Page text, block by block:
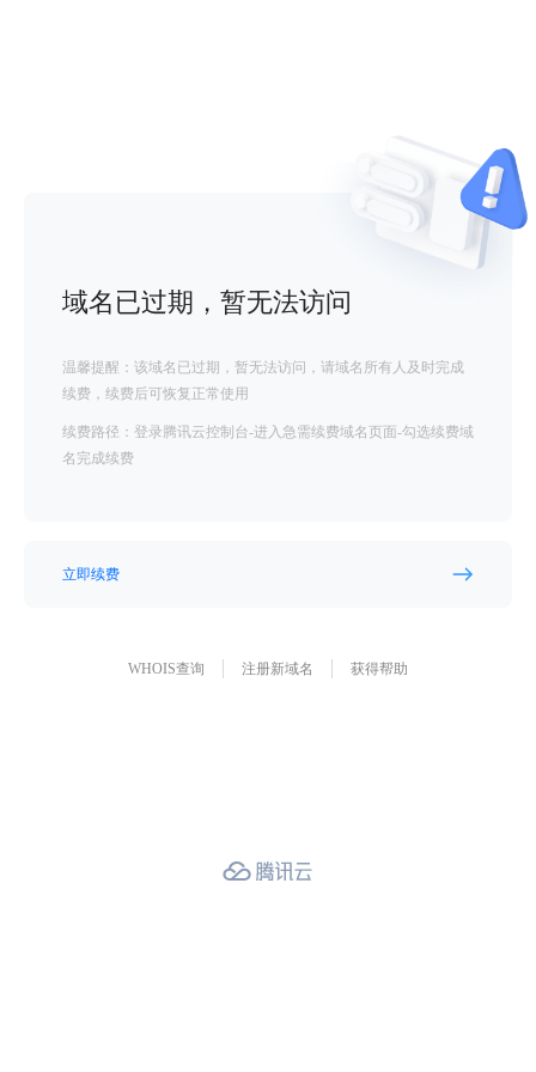
域名已过期，暂无法访问
温馨提醒：该域名已过期，暂无法访问，请域名所有人及时完成
续费，续费后可恢复正常使用
续费路径：登录腾讯云控制台-进入急需续费域名页面-勾选续费域
名完成续费
立即续费
WHOIS查询 注册新域名 获得帮助